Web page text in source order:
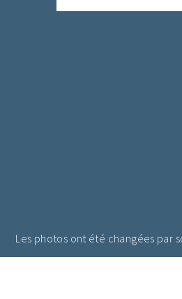
Les photos ont été changées par